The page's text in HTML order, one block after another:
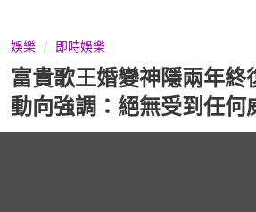
娛樂 即時娛樂
富貴歌王婚變神隱兩年
動向強調：絕無受到任何